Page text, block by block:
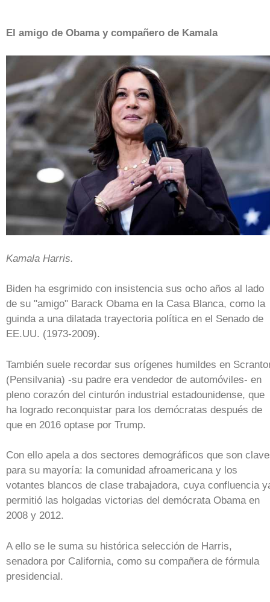
El amigo de Obama y compañero de Kamala
Kamala Harris.
Biden ha esgrimido con insistencia sus ocho años al lado
de su "amigo" Barack Obama en la Casa Blanca, como la
guinda a una dilatada trayectoria política en el Senado de
EE.UU. (1973-2009).
También suele recordar sus orígenes humildes en
(Pensilvania) -su padre era vendedor de automóviles- en
pleno corazón del cinturón industrial estadounidense, que
ha logrado reconquistar para los demócratas después de
que en 2016 optase por Trump.
Con ello apela a dos sectores demográficos que son
para su mayoría: la comunidad afroamericana y los
votantes blancos de clase trabajadora, cuya confluencia
permitió las holgadas victorias del demócrata Obama en
2008 y 2012.
A ello se le suma su histórica selección de Harris,
senadora por California, como su compañera de fórmula
presidencial.